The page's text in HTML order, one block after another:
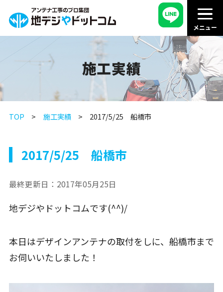
施工実績
TOP 施工実績 2017/5/25 船橋市
2017/5/25 船橋市
最終更新日： 2017年05月25日
地デジやドットコムです(^^)/
本日はデザインアンテナの取付をしに、船橋市まで
お伺いいたしました！